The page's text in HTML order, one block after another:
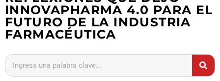
Extension y desarrollo
INNOVAPHARMA 4.0 PARA EL
FUTURO DE LA INDUSTRIA
FARMACÉUTICA